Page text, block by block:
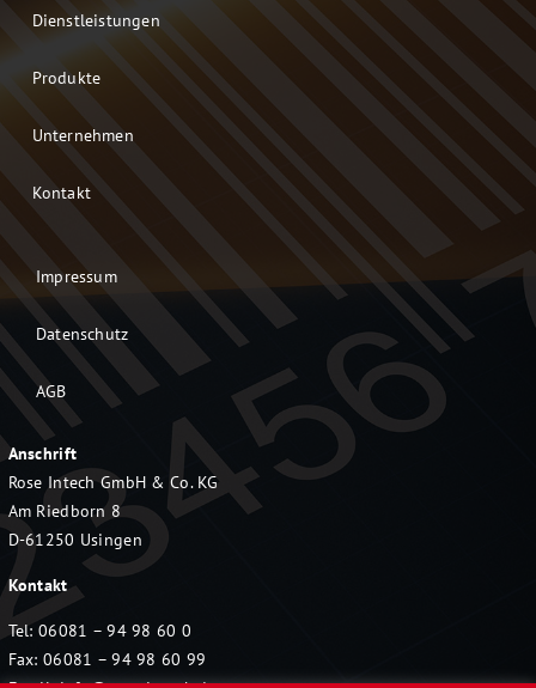
Dienstleistungen
Produkte
Unternehmen
Kontakt
Impressum
Datenschutz
AGB
Anschrift
Rose Intech GmbH & Co. KG
Am Riedborn 8
D-61250 Usingen
Kontakt
Tel: 06081 – 94 98 60 0
Fax: 06081 – 94 98 60 99